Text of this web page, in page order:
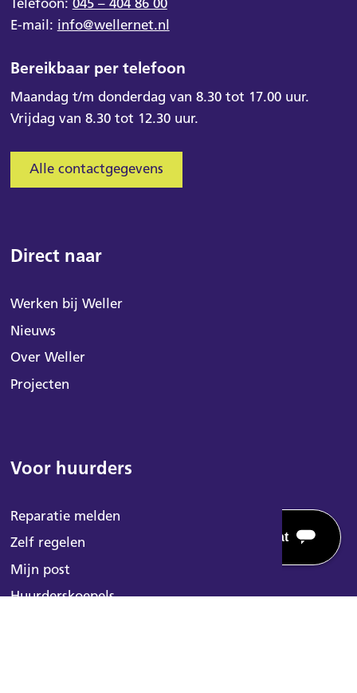
Telefoon: 045 – 404 86 00
E-mail: info@wellernet.nl
Bereikbaar per telefoon
Maandag t/m donderdag van 8.30 tot 17.00 uur.
Vrijdag van 8.30 tot 12.30 uur.
Alle contactgegevens
Direct naar
Werken bij Weller
Nieuws
Over Weller
Projecten
Voor huurders
Reparatie melden
Zelf regelen
Mijn post
Huurderskoepels